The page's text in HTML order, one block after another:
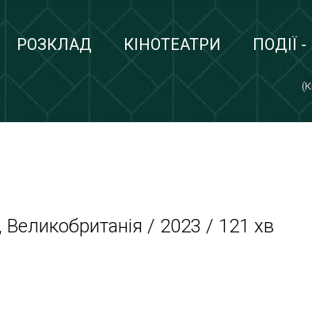
РОЗКЛАД КІНОТЕАТРИ ПОДІЇ
Великобританія / 2023 / 121 хв